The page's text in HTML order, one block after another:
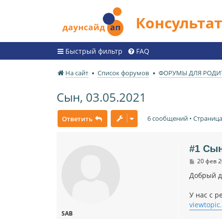
Быстрый фильтр FAQ
На сайт Список форумов ФОРУМЫ ДЛЯ
Сын, 03.05.2021
Ответить 6 сообщений • Страница
SAB
#1
С
о
е
н
и
20 фев
Добрый
У нас с